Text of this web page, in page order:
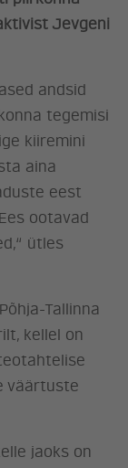
Jevgeni
andsid
tegemisi
kiiremini
aina
eest
ootavad
ütles
Tallinna
kellel on
väärtuste
jaoks on